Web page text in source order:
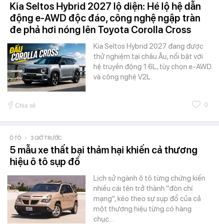
Kia Seltos Hybrid 2027 lộ diện: Hé lộ hệ dẫn
động e-AWD độc đáo, công nghệ ngập tràn
đe phả hơi nóng lên Toyota Corolla Cross
Kia Seltos Hybrid 2027 đang được
thử nghiệm tại châu Âu, nổi bật với
hệ truyền động 1.6L, tùy chọn e-AWD
và công nghệ V2L.
Chia sẻ 0
Ô TÔ - 3 GIỜ TRƯỚC
5 mẫu xe thất bại thảm hại khiến cả thương
hiệu ô tô sụp đổ
Lịch sử ngành ô tô từng chứng kiến
nhiều cái tên trở thành "đòn chí
mạng", kéo theo sự sụp đổ của cả
một thương hiệu từng có hàng
chục…